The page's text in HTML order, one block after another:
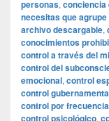
personas, conciencia
necesitas que
archivo descargable,
conocimientos
control a través del
control del
emocional, control
control
control por
control psicológico,